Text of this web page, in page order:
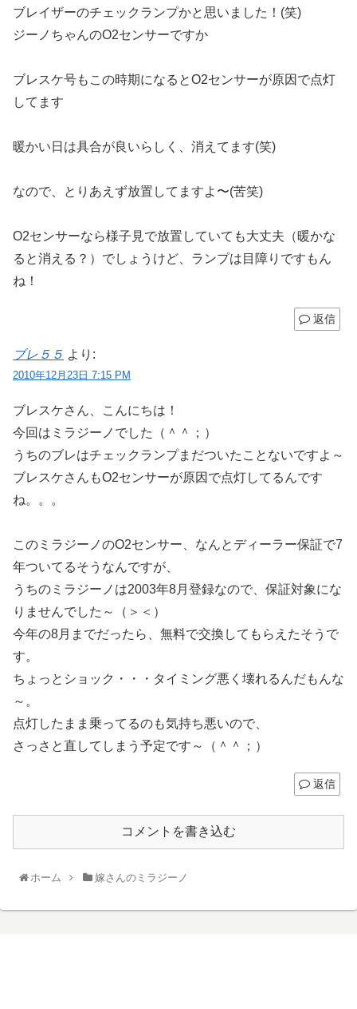
ブレイザーのチェックランプかと思いました！(笑)
ジーノちゃんのO2センサーですか
ブレスケ号もこの時期になるとO2センサーが原因で点灯
してます
暖かい日は具合が良いらしく、消えてます(笑)
なので、とりあえず放置してますよ〜(苦笑)
O2センサーなら様子見で放置していても大丈夫（暖かな
ると消える？）でしょうけど、ランプは目障りですもん
ね！
返信
ブレ５５ より:
2010年12月23日 7:15 PM
ブレスケさん、こんにちは！
今回はミラジーノでした（＾＾；）
うちのブレはチェックランプまだついたことないですよ～
ブレスケさんもO2センサーが原因で点灯してるんです
ね。。。
このミラジーノのO2センサー、なんとディーラー保証で7
年ついてるそうなんですが、
うちのミラジーノは2003年8月登録なので、保証対象にな
りませんでした～（＞＜）
今年の8月までだったら、無料で交換してもらえたそうで
す。
ちょっとショック・・・タイミング悪く壊れるんだもんな
～。
点灯したまま乗ってるのも気持ち悪いので、
さっさと直してしまう予定です～（＾＾；）
返信
コメントを書き込む
ホーム 嫁さんのミラジーノ